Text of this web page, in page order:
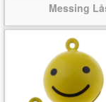
Messing